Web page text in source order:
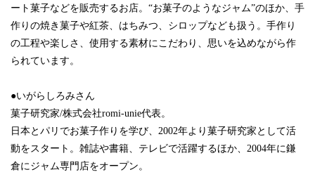
ート菓子などを販売するお店。“お菓子のようなジャム”のほか、手
作りの焼き菓子や紅茶、はちみつ、シロップなども扱う。手作り
の工程や楽しさ、使用する素材にこだわり、思いを込めながら作
られています。
●いがらしろみさん
菓子研究家/株式会社romi-unie代表。
日本とパリでお菓子作りを学び、2002年より菓子研究家として活
動をスタート。雑誌や書籍、テレビで活躍するほか、2004年に鎌
倉にジャム専門店をオープン。